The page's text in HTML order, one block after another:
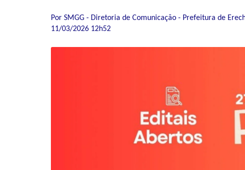
Por SMGG - Diretoria de Comunicação - Prefeitura de
11/03/2026 12h52